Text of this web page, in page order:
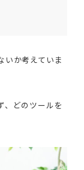
いか考えていま
、どのツールを